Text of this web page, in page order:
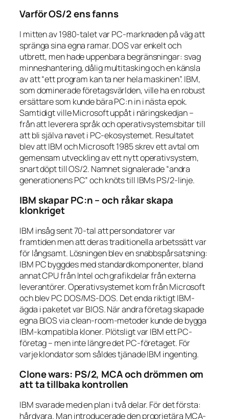
Varför OS/2 ens fanns
I mitten av 1980-talet var PC-marknaden på väg att
spränga sina egna ramar. DOS var enkelt och
utbrett, men hade uppenbara begränsningar: svag
minneshantering, dålig multitasking och en känsla
av att “ett program kan ta ner hela maskinen”. IBM,
som dominerade företagsvärlden, ville ha en robust
ersättare som kunde bära PC:n in i nästa epok.
Samtidigt ville Microsoft uppåt i näringskedjan –
från att leverera språk och operativsystemsbitar till
att bli själva navet i PC-ekosystemet. Resultatet
blev att IBM och Microsoft 1985 skrev ett avtal om
gemensam utveckling av ett nytt operativsystem,
snart döpt till OS/2. Namnet signalerade “andra
generationens PC” och knöts till IBMs PS/2-linje.
IBM skapar PC:n – och råkar skapa
klonkriget
IBM insåg sent 70-tal att persondatorer var
framtiden men att deras traditionella arbetssätt var
för långsamt. Lösningen blev en snabbspårsatsning:
IBM PC byggdes med standardkomponenter, bland
annat CPU från Intel och grafikdelar från externa
leverantörer. Operativsystemet kom från Microsoft
och blev PC DOS/MS-DOS. Det enda riktigt IBM-
ägda i paketet var BIOS. När andra företag skapade
egna BIOS via clean-room-metoder kunde de bygga
IBM-kompatibla kloner. Plötsligt var IBM ett PC-
företag – men inte längre det PC-företaget. För
varje klondator som såldes tjänade IBM ingenting.
Clone wars: PS/2, MCA och drömmen om
att ta tillbaka kontrollen
IBM svarade med en plan i två delar. För det första:
hårdvara. Man introducerade den proprietära MCA-